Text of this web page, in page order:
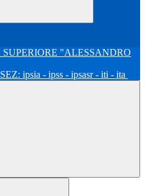
SEZ: ipsia - ipss - ipsasr - iti - ita